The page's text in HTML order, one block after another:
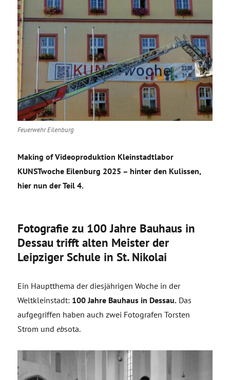
Feuerwehr Eilenburg
Making of Videoproduktion Kleinstadtlabor
KUNSTwoche Eilenburg 2025 – hinter den Kulissen,
hier nun der Teil 4.
Fotografie zu 100 Jahre Bauhaus in
Dessau trifft alten Meister der
Leipziger Schule in St. Nikolai
Ein Hauptthema der diesjährigen Woche in der
Weltkleinstadt: 100 Jahre Bauhaus in Dessau. Das
aufgegriffen haben auch zwei Fotografen Torsten
Strom undebsota.